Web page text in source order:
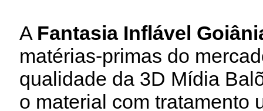
A Fantasia Inflável
matérias-primas do
qualidade da 3D Mídia
o material com tratamento